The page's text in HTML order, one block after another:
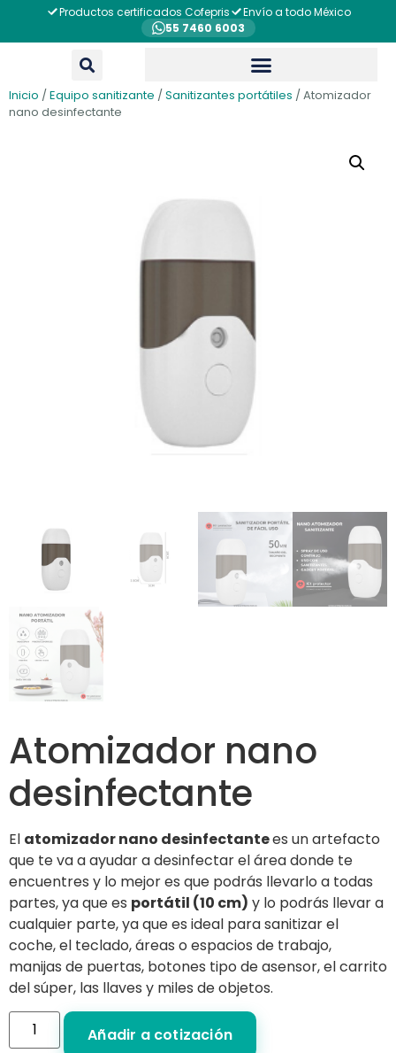
Productos certificados Cofepris
Envío a todo México
55 7460 6003
Inicio /Equipo sanitizante /Sanitizantes portátiles / Atomizador
nano desinfectante
Atomizador nano
desinfectante
El atomizador nano desinfectantees un artefacto
que te va a ayudar a desinfectar el área donde te
encuentres y lo mejor es que podrás llevarlo a todas
partes, ya que es portátil (10 cm) y lo podrás llevar a
cualquier parte, ya que es ideal para sanitizar el
coche, el teclado, áreas o espacios de trabajo,
manijas de puertas, botones tipo de asensor, el carrito
del súper, las llaves y miles de objetos.
Añadir a cotización